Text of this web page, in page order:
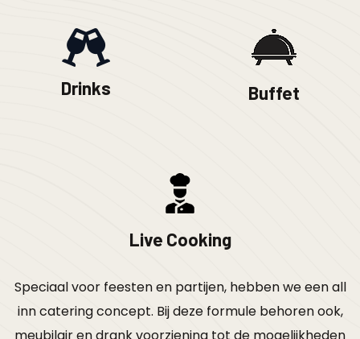
Drinks Buffet
Live Cooking
Speciaal voor feesten en partijen, hebben we een all
inn catering concept. Bij deze formule behoren ook,